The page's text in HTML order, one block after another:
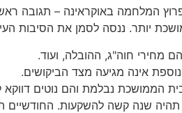
המלחמה באוקראינה – תגובה
יותר. ננסה לסמן את הסיבות
מחירי חוה"ג, ההובלה, ועוד.
אינה מגיעה מצד הביקושים.
הממושכת נבלמת והם נוטים דווקא
מתוך כל אלה, הערכנו בסוף השנה הקודמת, כי